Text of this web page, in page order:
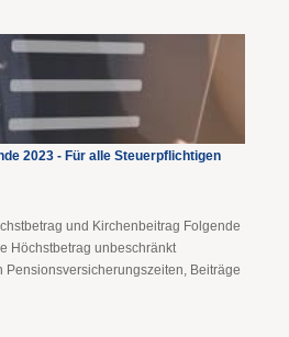
2023 - Für alle Steuerpflichtigen
und Kirchenbeitrag Folgende
Höchstbetrag unbeschränkt
Pensionsversicherungszeiten, Beiträge